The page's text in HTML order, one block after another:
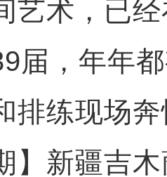
艺术，已
届，年年
排练现场
新疆吉木